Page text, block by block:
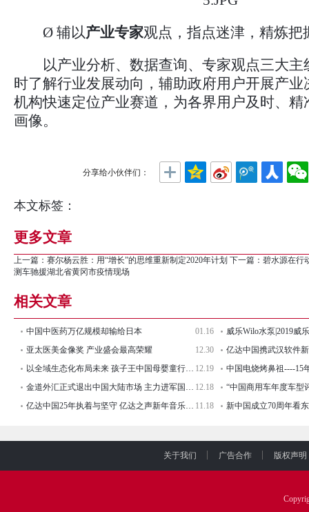
Ø 辅以产业专家观点，指点迷津，精炼把
以产业分析、数据查询、专家观点三大主
时了解行业发展动向，辅助政府用户开展产
机构快速定位产业赛道，为各界用户及时、精
画像。
分享给小伙伴们：
本文标签：
更多文章
上一篇： 赛尔杨云胜：用“增长”的思维重新制定2020年计划 下一篇： 碧水源在行
测车驰援湖北省黄冈市疫情现场
相关文章
中国中医药万亿规模却输给日本
01.16
亚太医美金像奖 产业盛会最高荣耀
12.30
以全域生态化布局未来 孩子王中国母婴童行业领袖峰会盛大开幕 12.19
中国电烧烤鼻祖----15
金道外汇正式退出中国大陆市场 主力进军国际业务 12.18
亿达中国25年执着与坚守 亿达之声新年音乐会即将启幕 11.18
关于我们 广告合作 版权声明